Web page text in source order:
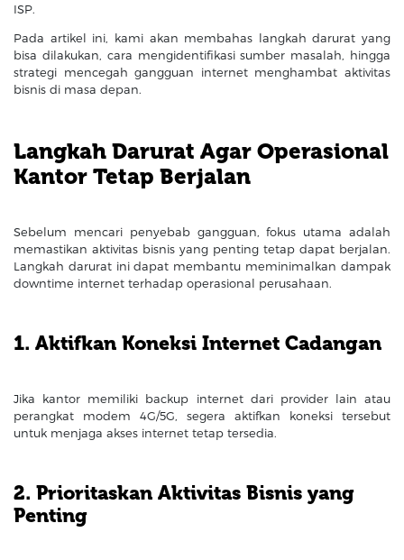
ISP.
Pada artikel ini, kami akan membahas langkah darurat yang
bisa dilakukan, cara mengidentifikasi sumber masalah, hingga
strategi mencegah gangguan internet menghambat aktivitas
bisnis di masa depan.
Langkah Darurat Agar Operasional
Kantor Tetap Berjalan
Sebelum mencari penyebab gangguan, fokus utama adalah
memastikan aktivitas bisnis yang penting tetap dapat berjalan.
Langkah darurat ini dapat membantu meminimalkan dampak
downtime internet terhadap operasional perusahaan.
1. Aktifkan Koneksi Internet Cadangan
Jika kantor memiliki backup internet dari provider lain atau
perangkat modem 4G/5G, segera aktifkan koneksi tersebut
untuk menjaga akses internet tetap tersedia.
2. Prioritaskan Aktivitas Bisnis yang
Penting